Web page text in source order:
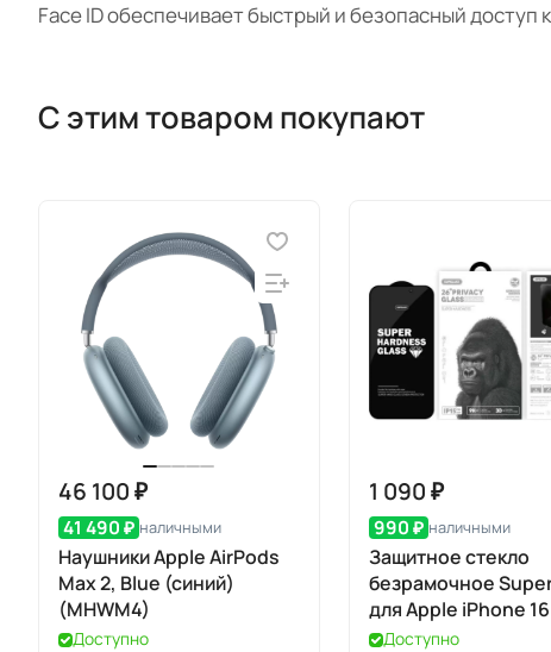
Face ID обеспечивает быстрый и безопасный доступ
С этим товаром покупают
46 100 ₽
41 490 ₽ наличными
Наушники Apple AirPods
Max 2, Blue (синий)
(MHWM4)
Доступно
1 090 ₽
990 ₽ наличными
Защитное стекло
безрамочное
для Apple iPhone
Max / 17 Pro Max
Доступно